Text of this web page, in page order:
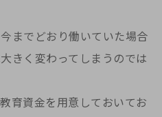
までどおり働いていた場合
きく変わってしまうのでは
育資金を用意しておいてお